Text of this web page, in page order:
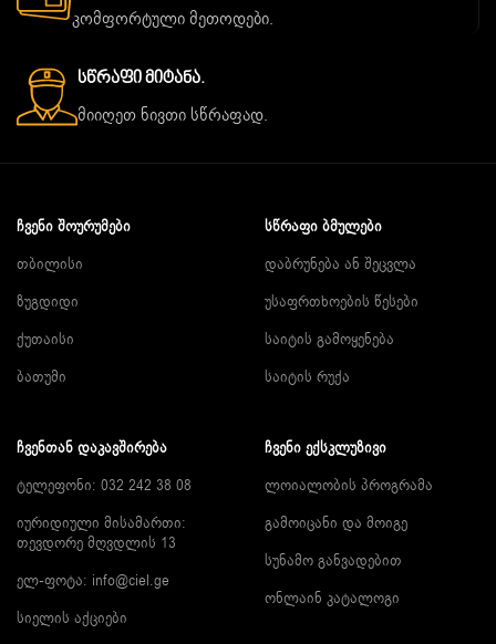
კომფორტული მეთოდები.
Სწრაფი Მიტანა.
მიიღეთ ნივთი სწრაფად.
ᲩᲕᲔᲜᲘ ᲨᲝᲣᲠᲣᲛᲔᲑᲘ
თბილისი
ზუგდიდი
ქუთაისი
ბათუმი
ᲡᲬᲠᲐᲤᲘ ᲑᲛᲣᲚᲔᲑᲘ
დაბრუნება ან შეცვლა
უსაფრთხოების წესები
საიტის გამოყენება
საიტის რუქა
ᲩᲕᲔᲜᲗᲐᲜ ᲓᲐᲙᲐᲕᲨᲘᲠᲔᲑᲐ
ტელეფონი: 032 242 38 08
იურიდიული მისამართი:
თევდორე მღვდლის 13
ელ-ფოტა: info@ciel.ge
სიელის აქციები
ᲩᲕᲔᲜᲘ ᲔᲥᲡᲙᲚᲣᲖᲘᲕᲘ
ლოიალობის პროგრამა
გამოიცანი და მოიგე
სუნამო განვადებით
ონლაინ კატალოგი